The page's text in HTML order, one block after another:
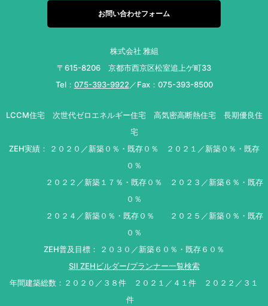
お問い合わせフォーム
株式会社 雅組
〒615-8206 京都市西京区松室追上ゲ町33
Tel： 075-393-9922 ／Fax：075-393-8500
LCCM住宅 次世代ゼロエネルギー住宅 高気密高断熱住宅 長期優良住
宅
ZEH実績： ２０２０／新築０％・既存０％ ２０２１／新築０％・既存
０％
２０２２／新築１７％・既存０％ ２０２３／新築６％・既存
０％
２０２４／新築０％・既存０％ ２０２５／新築０％・既存
０％
ZEH普及目標： ２０３０／新築６０％・既存６０％
SII ZEHビルダー/プランナー一覧検索
年間建築総数：２０２０／３８件 ２０２１／４１件 ２０２２／３１
件